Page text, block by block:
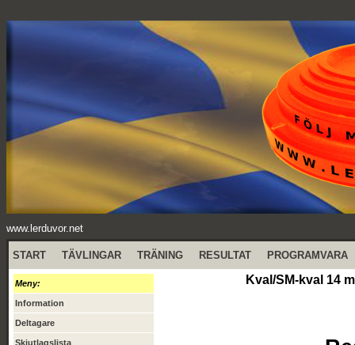
www.lerduvor.net
START TÄVLINGAR TRÄNING RESULTAT PROGRAMVARA
Meny:
Information
Deltagare
Skjutlagslista
Kval/SM-kval 14